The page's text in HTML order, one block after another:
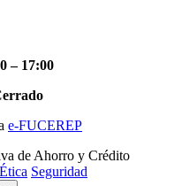
– 17:00
e-FUCEREP
de Ahorro y Crédito
Ética Seguridad